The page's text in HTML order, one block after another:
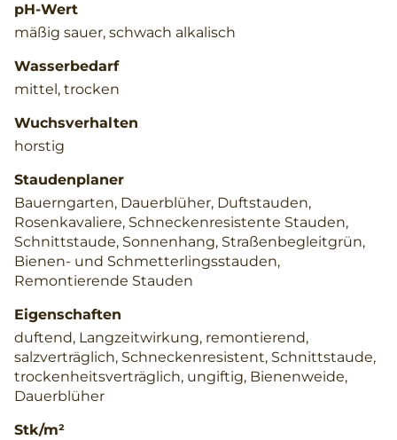
pH-Wert
mäßig sauer, schwach alkalisch
Wasserbedarf
mittel, trocken
Wuchsverhalten
horstig
Staudenplaner
Bauerngarten, Dauerblüher, Duftstauden,
Rosenkavaliere, Schneckenresistente Stauden,
Schnittstaude, Sonnenhang, Straßenbegleitgrün,
Bienen- und Schmetterlingsstauden,
Remontierende Stauden
Eigenschaften
duftend, Langzeitwirkung, remontierend,
salzverträglich, Schneckenresistent, Schnittstaude,
trockenheitsverträglich, ungiftig, Bienenweide,
Dauerblüher
Stk/m²